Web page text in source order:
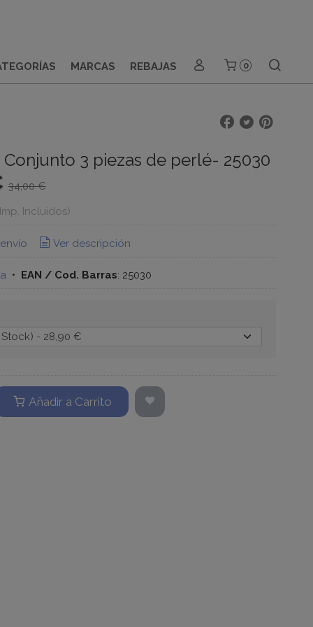
MARCAS REBAJAS 0
3 piezas de perlé- 25030
34,00 €
Incluidos)
Ver descripción
• EAN / Cod. Barras: 25030
Añadir a Carrito